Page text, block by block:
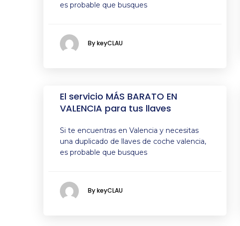
es probable que busques
By keyCLAU
El servicio MÁS BARATO EN
VALENCIA para tus llaves
Si te encuentras en Valencia y necesitas
una duplicado de llaves de coche valencia,
es probable que busques
By keyCLAU